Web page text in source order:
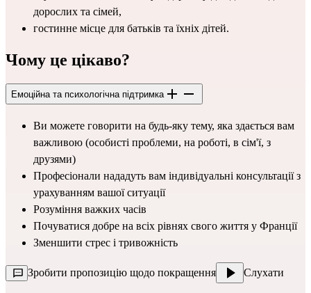
дорослих та сімей,
гостинне місце для батьків та їхніх дітей.
Чому це цікаво?
Емоційна та психологічна підтримка
Ви можете говорити на будь-яку тему, яка здається вам
важливою (особисті проблеми, на роботі, в сім'ї, з
друзями)
Професіонали нададуть вам індивідуальні консультації з
урахуванням вашої ситуації
Розуміння важких часів
Почуватися добре на всіх рівнях свого життя у Франції
Зменшити стрес і тривожність
Зробити пропозицію щодо покращення Слухати